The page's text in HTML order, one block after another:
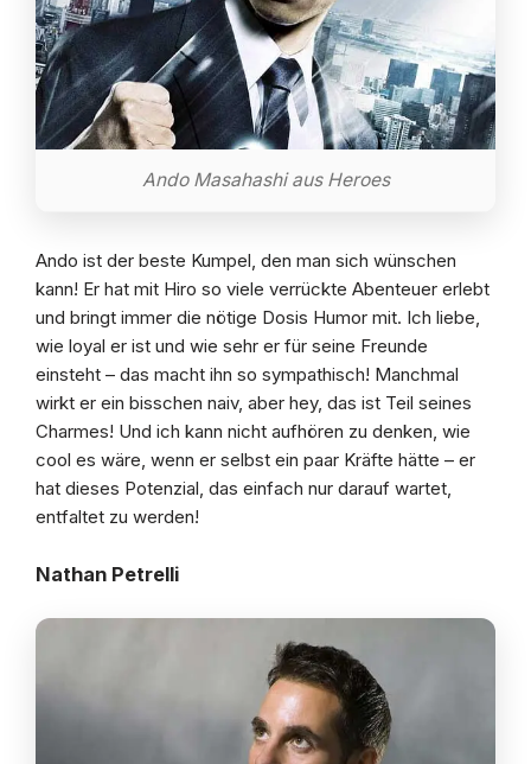
Ando Masahashi aus Heroes
Ando ist der beste Kumpel, den man sich wünschen
kann! Er hat mit Hiro so viele verrückte Abenteuer erlebt
und bringt immer die nötige Dosis Humor mit. Ich liebe,
wie loyal er ist und wie sehr er für seine Freunde
einsteht – das macht ihn so sympathisch! Manchmal
wirkt er ein bisschen naiv, aber hey, das ist Teil seines
Charmes! Und ich kann nicht aufhören zu denken, wie
cool es wäre, wenn er selbst ein paar Kräfte hätte – er
hat dieses Potenzial, das einfach nur darauf wartet,
entfaltet zu werden!
Nathan Petrelli